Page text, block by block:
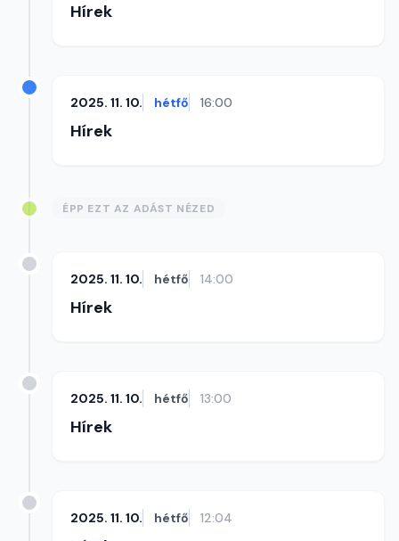
Hírek
2025. 11. 10. hétfő 16:00
Hírek
ÉPP EZT AZ ADÁST NÉZED
2025. 11. 10. hétfő 14:00
Hírek
2025. 11. 10. hétfő 13:00
Hírek
2025. 11. 10. hétfő 12:04